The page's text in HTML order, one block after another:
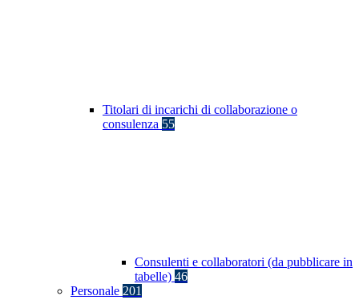
Titolari di incarichi di collaborazione o
consulenza 55
Consulenti e collaboratori (da pubblicare in
tabelle) 46
Personale 201